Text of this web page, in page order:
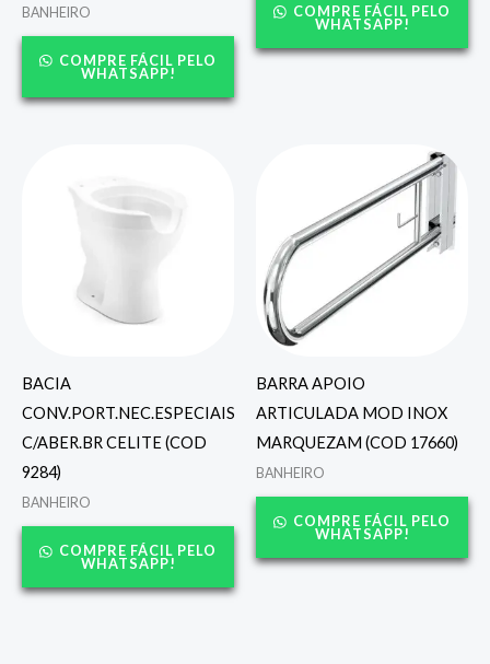
BANHEIRO
COMPRE FÁCIL PELO
WHATSAPP!
COMPRE FÁCIL PELO
WHATSAPP!
BACIA
CONV.PORT.NEC.ESPECIAIS
C/ABER.BR CELITE (COD
9284)
BANHEIRO
COMPRE FÁCIL PELO
WHATSAPP!
BARRA APOIO
ARTICULADA MOD INOX
MARQUEZAM (COD 17660)
BANHEIRO
COMPRE FÁCIL PELO
WHATSAPP!